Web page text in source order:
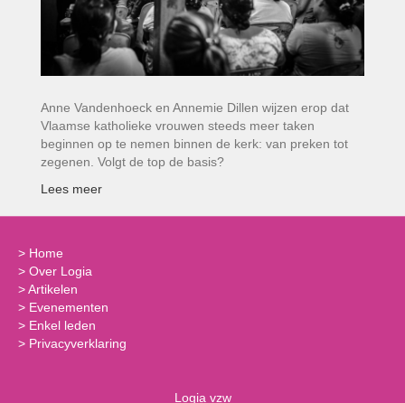
Anne Vandenhoeck en Annemie Dillen wijzen erop dat
Vlaamse katholieke vrouwen steeds meer taken
beginnen op te nemen binnen de kerk: van preken tot
zegenen. Volgt de top de basis?
Lees meer
> Home
> Over Logia
>Artikelen
> Evenementen
> Enkel leden
> Privacyverklaring
Logia vzw